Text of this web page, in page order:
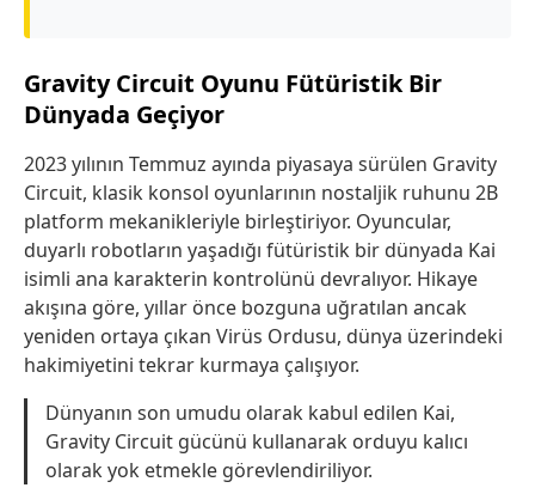
Gravity Circuit Oyunu Fütüristik Bir
Dünyada Geçiyor
2023 yılının Temmuz ayında piyasaya sürülen Gravity
Circuit, klasik konsol oyunlarının nostaljik ruhunu 2B
platform mekanikleriyle birleştiriyor. Oyuncular,
duyarlı robotların yaşadığı fütüristik bir dünyada Kai
isimli ana karakterin kontrolünü devralıyor. Hikaye
akışına göre, yıllar önce bozguna uğratılan ancak
yeniden ortaya çıkan Virüs Ordusu, dünya üzerindeki
hakimiyetini tekrar kurmaya çalışıyor.
Dünyanın son umudu olarak kabul edilen Kai,
Gravity Circuit gücünü kullanarak orduyu kalıcı
olarak yok etmekle görevlendiriliyor.